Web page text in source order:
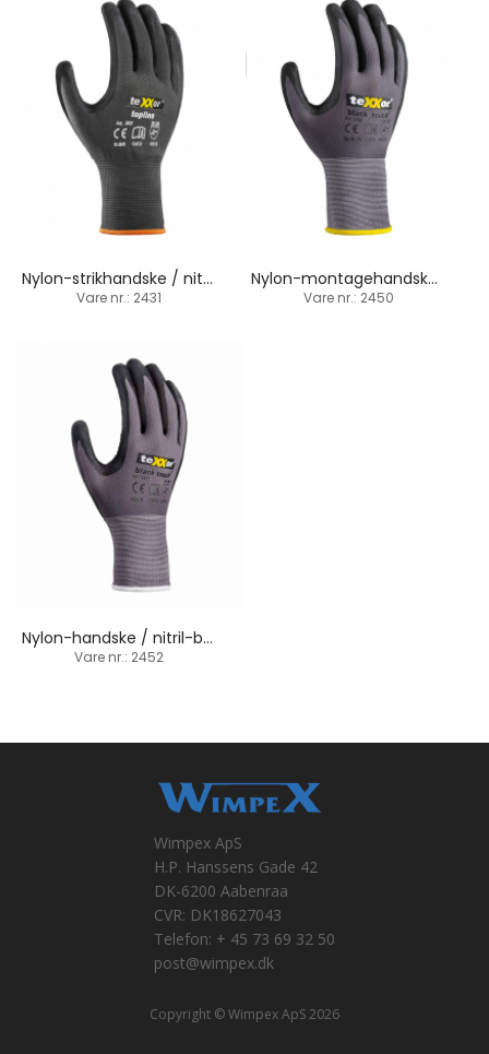
Nylon-strikhandske / nitril-sandbelægning
Vare nr.: 2431
Nylon-montagehandske / touchscreen / nitril-belægning
Vare nr.: 2450
Nylon-handske / nitril-belægning / nitril-dupper
Vare nr.: 2452
Wimpex ApS
H.P. Hanssens Gade 42
DK-6200 Aabenraa
CVR: DK18627043
Telefon: + 45 73 69 32 50
post@wimpex.dk
Copyright © Wimpex ApS 2026